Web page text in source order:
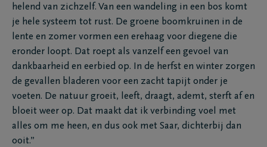
helend van zichzelf. Van een wandeling in een bos komt
je hele systeem tot rust. De groene boomkruinen in de
lente en zomer vormen een erehaag voor diegene die
eronder loopt. Dat roept als vanzelf een gevoel van
dankbaarheid en eerbied op. In de herfst en winter zorgen
de gevallen bladeren voor een zacht tapijt onder je
voeten. De natuur groeit, leeft, draagt, ademt, sterft af en
bloeit weer op. Dat maakt dat ik verbinding voel met
alles om me heen, en dus ook met Saar, dichterbij dan
ooit.”